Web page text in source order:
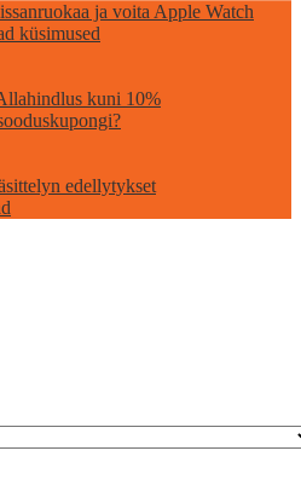
ja voita Apple Watch
küsimused
kuni 10%
edellytykset